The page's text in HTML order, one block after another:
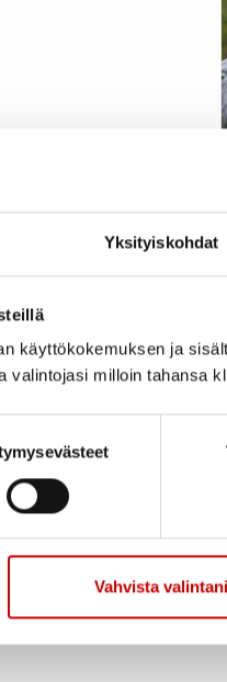
Yksityiskohdat
käyttökokemuksen ja
valintojasi milloin tahansa
Vahvista valintani
Tarkemmat